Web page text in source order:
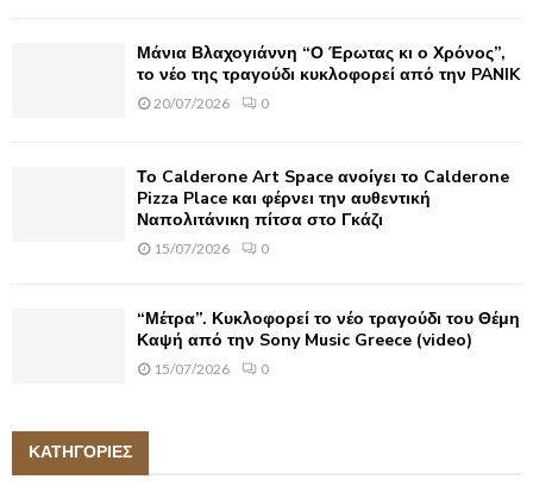
Μάνια Βλαχογιάννη “Ο Έρωτας κι ο Χρόνος”,
το νέο της τραγούδι κυκλοφορεί από την PANIK
20/07/2026 0
Το Calderone Art Space ανοίγει το Calderone
Pizza Place και φέρνει την αυθεντική
Ναπολιτάνικη πίτσα στο Γκάζι
15/07/2026 0
“Μέτρα”. Κυκλοφορεί το νέο τραγούδι του Θέμη
Καψή από την Sony Music Greece (video)
15/07/2026 0
ΚΑΤΗΓΟΡΙΕΣ